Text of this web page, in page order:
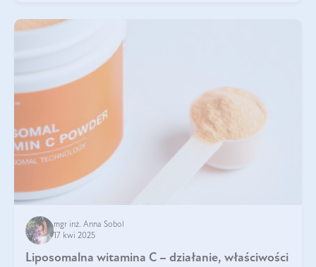
mgr inż. Anna Sobol
17 kwi 2025
Liposomalna witamina C – działanie, właściwości